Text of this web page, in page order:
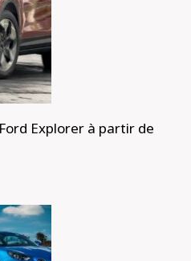
Explorer à partir de